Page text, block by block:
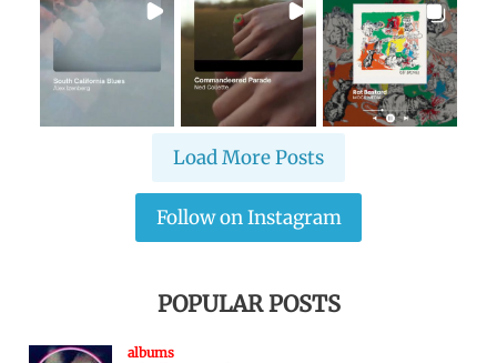
Load More Posts
Follow on Instagram
POPULAR POSTS